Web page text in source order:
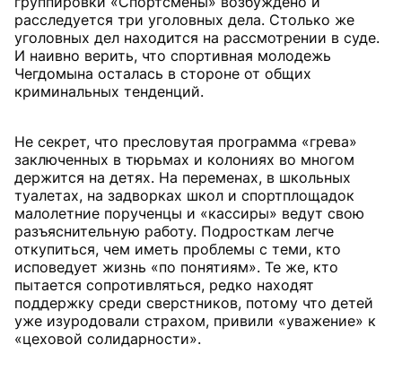
расследуется три уголовных дела. Столько же
уголовных дел находится на рассмотрении в суде.
И наивно верить, что спортивная молодежь
Чегдомына осталась в стороне от общих
криминальных тенденций.
Не секрет, что пресловутая программа «грева»
заключенных в тюрьмах и колониях во многом
держится на детях. На переменах, в школьных
туалетах, на задворках школ и спортплощадок
малолетние порученцы и «кассиры» ведут свою
разъяснительную работу. Подросткам легче
откупиться, чем иметь проблемы с теми, кто
исповедует жизнь «по понятиям». Те же, кто
пытается сопротивляться, редко находят
поддержку среди сверстников, потому что детей
уже изуродовали страхом, привили «уважение» к
«цеховой солидарности».